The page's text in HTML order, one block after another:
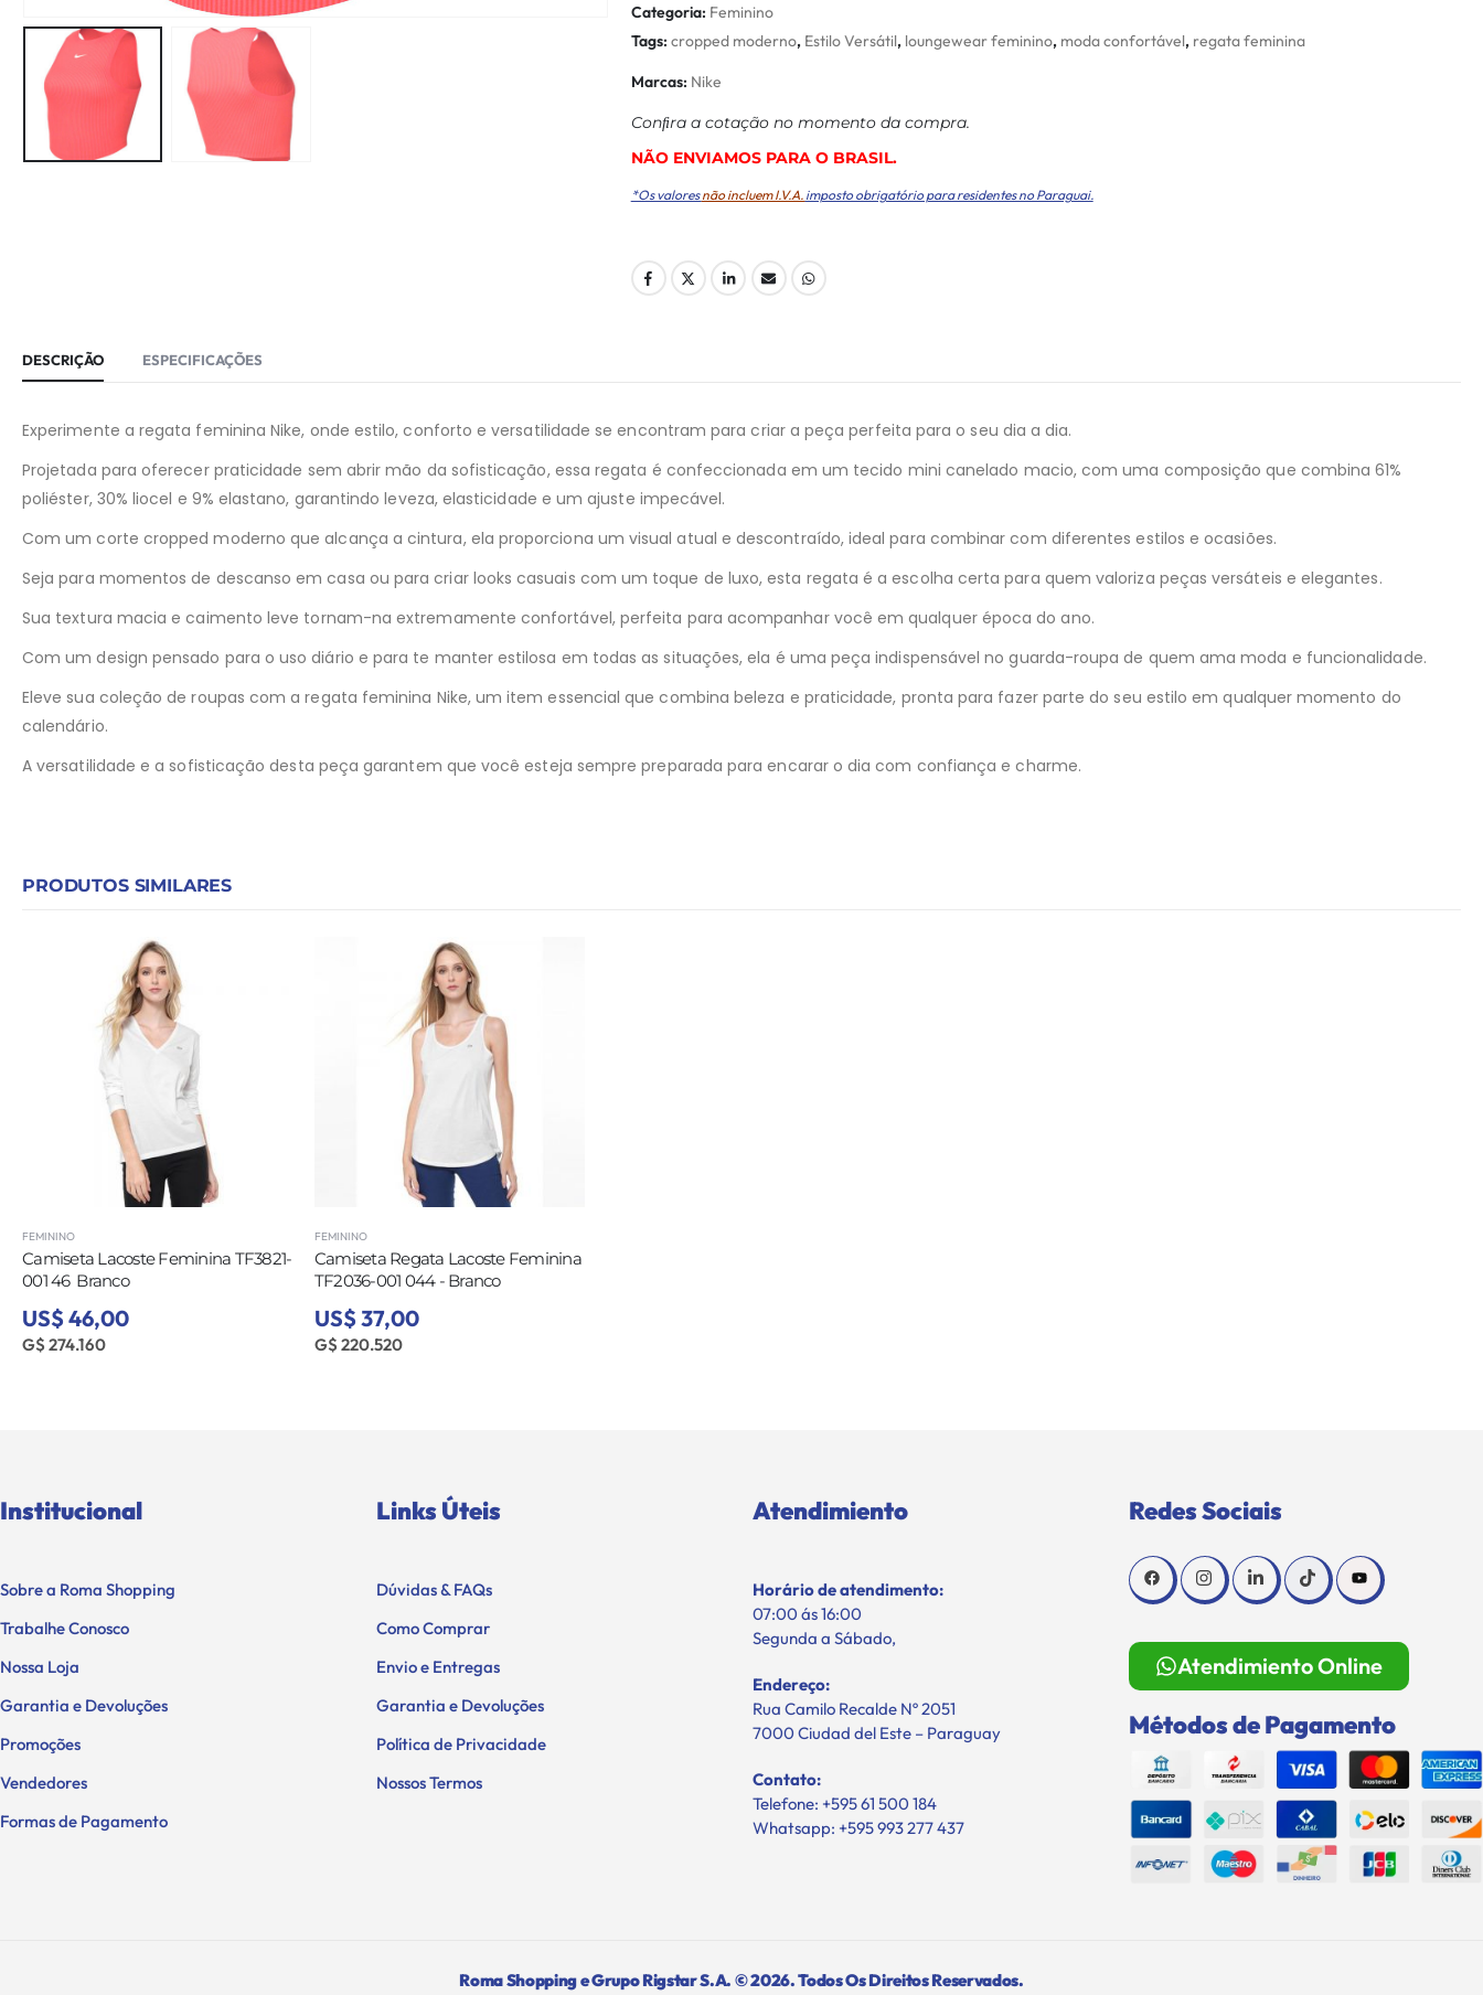
Categoria: Feminino
Tags: cropped moderno, Estilo Versátil, loungewear feminino, moda confortável, regata feminina
Marcas: Nike
Conﬁra a cotação no momento da compra.
NÃO ENVIAMOS PARA O BRASIL.
*Os valoresnão incluem I.V.A. imposto obrigatório para residentes no Paraguai.
DESCRIÇÃO ESPECIFICAÇÕES
Experimente a regata feminina Nike, onde estilo, conforto e versatilidade se encontram para criar a peça perfeita para o seu dia a dia.
Projetada para oferecer praticidade sem abrir mão da sofisticação, essa regata é confeccionada em um tecido mini canelado macio, com uma composição que combina 61%
poliéster, 30% liocel e 9% elastano, garantindo leveza, elasticidade e um ajuste impecável.
Com um corte cropped moderno que alcança a cintura, ela proporciona um visual atual e descontraído, ideal para combinar com diferentes estilos e ocasiões.
Seja para momentos de descanso em casa ou para criar looks casuais com um toque de luxo, esta regata é a escolha certa para quem valoriza peças versáteis e elegantes.
Sua textura macia e caimento leve tornam-na extremamente confortável, perfeita para acompanhar você em qualquer época do ano.
Com um design pensado para o uso diário e para te manter estilosa em todas as situações, ela é uma peça indispensável no guarda-roupa de quem ama moda e funcionalidade.
Eleve sua coleção de roupas com a regata feminina Nike, um item essencial que combina beleza e praticidade, pronta para fazer parte do seu estilo em qualquer momento do
calendário.
A versatilidade e a sofisticação desta peça garantem que você esteja sempre preparada para encarar o dia com confiança e charme.
PRODUTOS SIMILARES
FEMININO
Camiseta Lacoste Feminina TF3821-
001 46  Branco
US$ 46,00
G$ 274.160
FEMININO
Camiseta Regata Lacoste Feminina
TF2036-001 044 - Branco
US$ 37,00
G$ 220.520
Institucional
Sobre a Roma Shopping
Trabalhe Conosco
Nossa Loja
Garantia e Devoluções
Promoções
Vendedores
Formas de Pagamento
Links Úteis
Dúvidas & FAQs
Como Comprar
Envio e Entregas
Garantia e Devoluções
Política de Privacidade
Nossos Termos
Atendimiento
Horário de atendimento:
07:00 ás 16:00
Segunda a Sábado,
Endereço:
Rua Camilo Recalde Nº 2051
7000 Ciudad del Este – Paraguay
Contato:
Telefone: +595 61 500 184
Whatsapp: +595 993 277 437
Redes Sociais
Atendimiento Online
Métodos de Pagamento
Roma Shopping e Grupo Rigstar S.A. © 2026. Todos Os Direitos Reservados.